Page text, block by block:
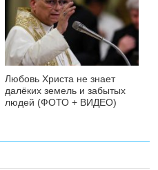
Любовь Христа не знает
далёких земель и забытых
людей (ФОТО + ВИДЕО)